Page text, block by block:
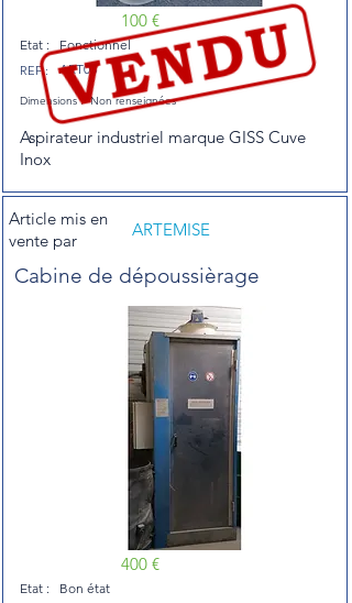
100 €
Etat : Fonctionnel
REF : ART03
Dimensions : Non renseignées
Aspirateur industriel marque GISS Cuve
Inox
Article mis en
vente par
ARTEMISE
Cabine de dépoussièrage
400 €
Etat : Bon état